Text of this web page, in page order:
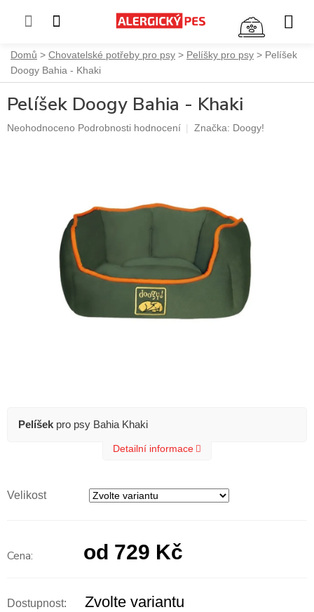
Přejít
obsah
Domů Chovatelské potřeby pro psy Pelíšky pro psy
Pelíšek
Doogy Bahia - Khaki
Pelíšek Doogy Bahia - Khaki
Průměrné
Neohodnoceno Podrobnosti hodnocení Značka: Doogy!
od 729 Kč
Zvolte variantu
Velikost
Pelíšek pro psy Bahia Khaki
Detailní informace